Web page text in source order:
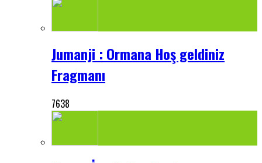
Jumanji : Ormana Hoş geldiniz
Fragmanı
7638